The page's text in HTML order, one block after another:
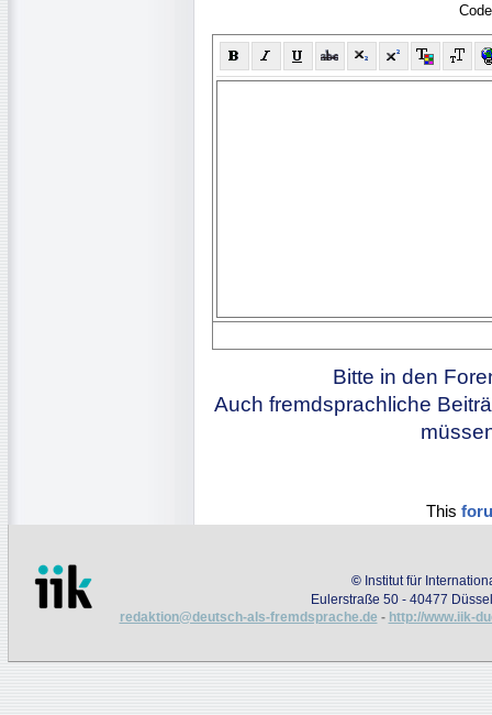
Bitte in den
Auch fremdsprachliche
This
© Institut für
Eulerstraße 50 - 40477
redaktion@deutsch-als-fremdsprache.de - http://www.iik-